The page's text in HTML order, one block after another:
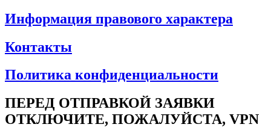
Информация правового характера
Контакты
Политика конфиденциальности
ПЕРЕД ОТПРАВКОЙ ЗАЯВКИ
ОТКЛЮЧИТЕ, ПОЖАЛУЙСТА, VPN